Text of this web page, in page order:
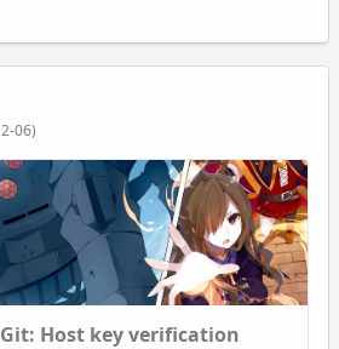
06)
Git: Host key verification